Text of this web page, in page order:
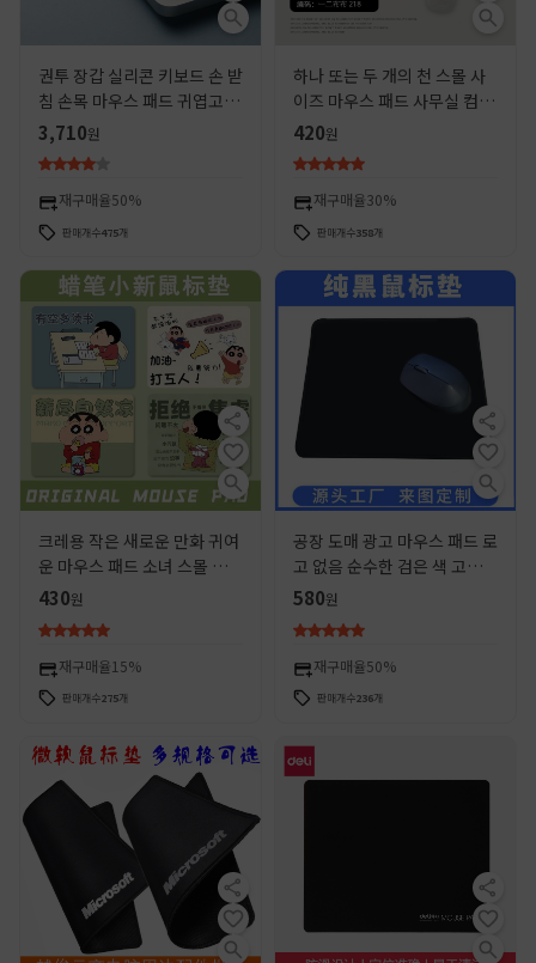
권투 장갑 실리콘 키보드 손 받
침 손목 마우스 패드 귀엽고 편
안한 손바닥 휴식 손목 휴식 사
무실 손목 패드
3,710원
재구매율50%
판매개수475개
하나 또는 두 개의 천 스몰 사
이즈 마우스 패드 사무실 컴퓨
터 키보드 패드 만화 귀여운 팬
패드
420원
재구매율30%
판매개수358개
크레용 작은 새로운 만화 귀여
운 마우스 패드 소녀 스몰 사이
즈 사무실 테이블 패드 컴퓨터
드
430원
재구매율 15%
판매개수275개
공장 도매 광고 마우스 패드 로
고 없음 순수한 검은 색 고무
패드 선물 도매 사무용품 게임
580원
재구매율50%
판매개수236개